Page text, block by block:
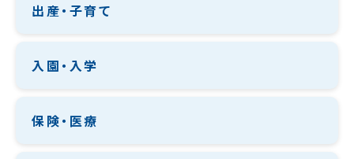
出産・子育て
入園・入学
保険・医療